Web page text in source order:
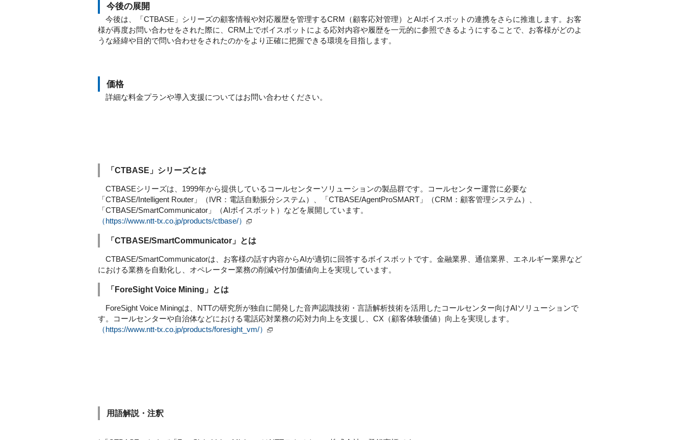
今後の展開
今後は、「CTBASE」シリーズの顧客情報や対応履歴を管理するCRM（顧客応対管理）とAIボイスボットの連携をさらに推進します。お客
様が再度お問い合わせをされた際に、CRM上でボイスボットによる応対内容や履歴を一元的に参照できるようにすることで、お客様がどのよ
うな経緯や目的で問い合わせをされたのかをより正確に把握できる環境を目指します。
価格
詳細な料金プランや導入支援についてはお問い合わせください。
「CTBASE」シリーズとは
CTBASEシリーズは、1999年から提供しているコールセンターソリューションの製品群です。コールセンター運営に必要な
「CTBASE/Intelligent Router」（IVR：電話自動振分システム）、「CTBASE/AgentProSMART」（CRM：顧客管理システム）、
「CTBASE/SmartCommunicator」（AIボイスボット）などを展開しています。
（https://www.ntt-tx.co.jp/products/ctbase/）
「CTBASE/SmartCommunicator」とは
CTBASE/SmartCommunicatorは、お客様の話す内容からAIが適切に回答するボイスボットです。金融業界、通信業界、エネルギー業界など
における業務を自動化し、オペレーター業務の削減や付加価値向上を実現しています。
「ForeSight Voice Mining」とは
ForeSight Voice Miningは、NTTの研究所が独自に開発した音声認識技術・言語解析技術を活用したコールセンター向けAIソリューションで
す。コールセンターや自治体などにおける電話応対業務の応対力向上を支援し、CX（顧客体験価値）向上を実現します。
（https://www.ntt-tx.co.jp/products/foresight_vm/）
用語解説・注釈